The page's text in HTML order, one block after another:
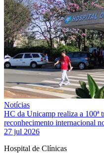
Notícias
HC da Unicamp realiza a 100ª
reconhecimento internacional
27 jul 2026
Hospital de Clínicas